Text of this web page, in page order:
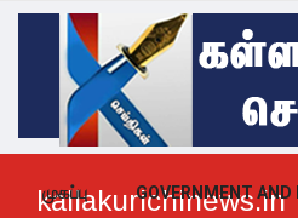
kallakurichinews.in
முகப்பு GOVERNMENT